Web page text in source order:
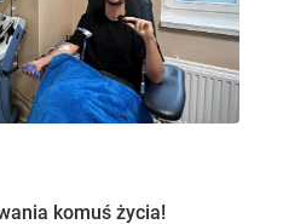
komuś życia!